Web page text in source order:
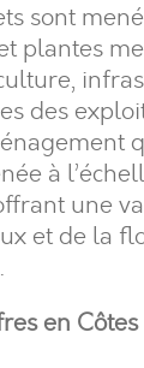
sont
plantes
des
à
une
et de la
en